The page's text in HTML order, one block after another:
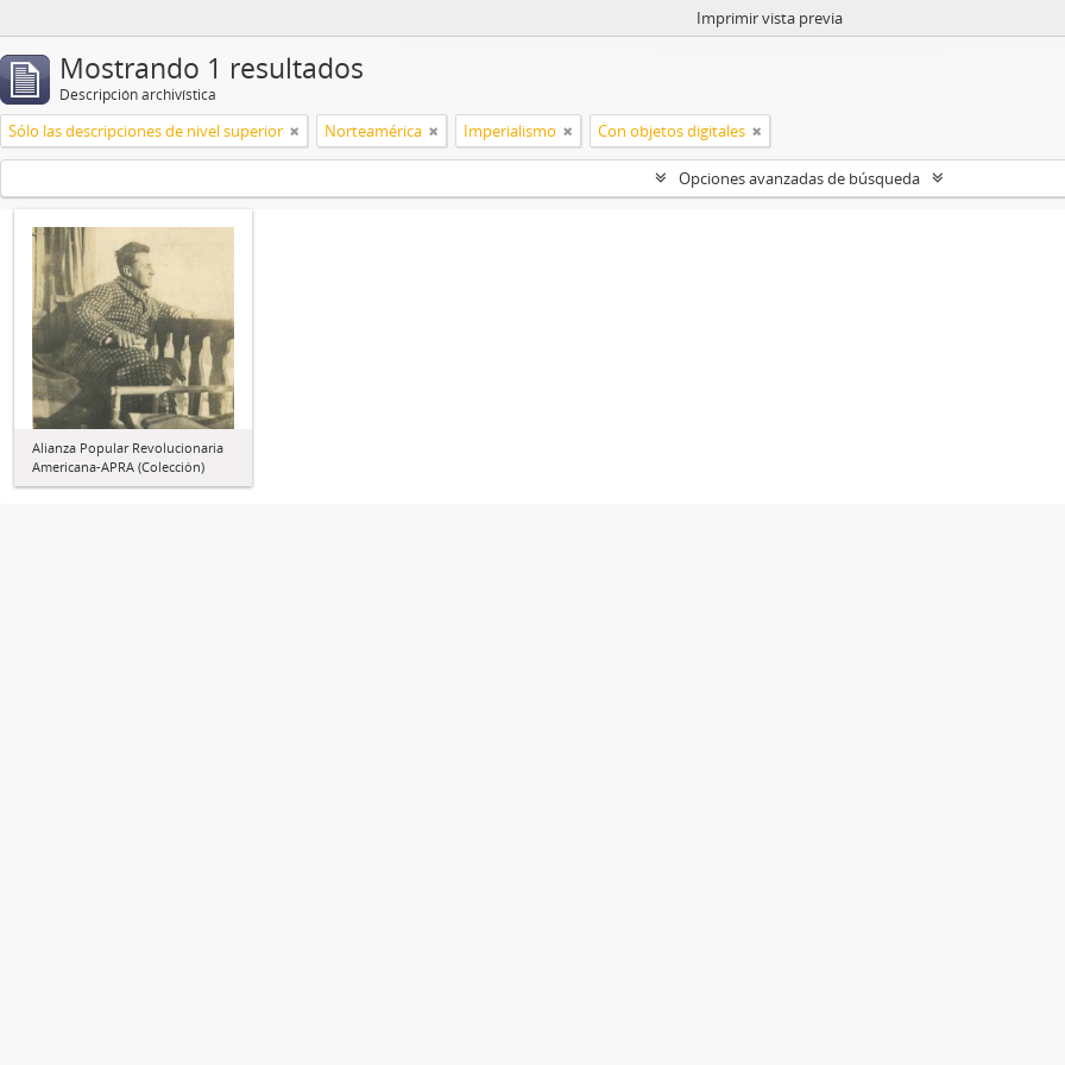
Imprimir vista previa
Mostrando 1 resultados
Descripción archivística
Sólo las descripciones de nivel superior Norteamérica Imperialismo Con objetos digitales
Opciones avanzadas de búsqueda
Alianza Popular Revolucionaria
Americana-APRA (Colección)